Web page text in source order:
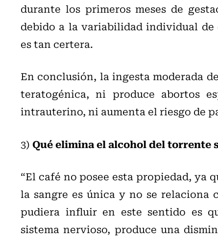
durante los primeros meses de
debido a la variabilidad individual de
es tan certera.
En conclusión, la ingesta moderada
teratogénica, ni produce abortos
intrauterino, ni aumenta el riesgo de
3)Qué elimina el alcohol del torrente
“El café no posee esta propiedad,
la sangre es única y no se relaciona
pudiera influir en este sentido es
sistema nervioso, produce una